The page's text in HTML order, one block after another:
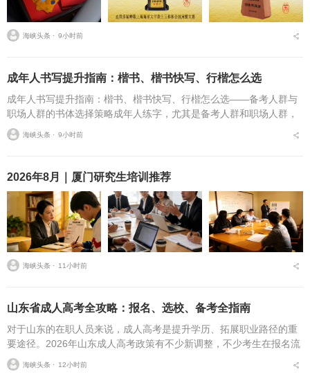
海峡头条 ⋅ 9小时前
成年人书写提升指南：楷书、楷书快写、行楷怎么选
成年人书写提升指南：楷书、楷书快写、行楷怎么选——备考人群与
职场人群的书体选择策略成年人练字，尤其是备考人群和职场人群，
常常面临一个具体问题：字丑想改善，到底该练标准楷书，还是练楷
书快写，或者干脆练行...
海峡头条 ⋅ 9小时前
2026年8月｜厦门研究生培训推荐
海峡头条 ⋅ 11小时前
山东省成人高考全攻略：报名、选校、备考全指南
对于山东的在职人员来说，成人高考是提升学历、拓展职业路径的重
要途径。2026年山东成人高考政策有不少新调整，不少考生在报名流
程、条件筛选、院校选择等方面存在诸多疑问，本文将从报名全流
程、报考条件、院校...
海峡头条 ⋅ 12小时前